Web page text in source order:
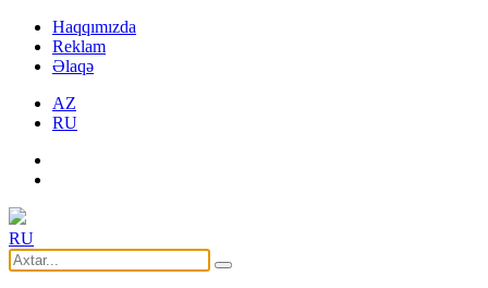
Haqqımızda
Reklam
Əlaqə
AZ
RU
RU